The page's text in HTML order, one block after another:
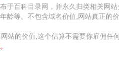
于百科目录网，并永久归类相关网
龄等。不包含域名价值,网站真正
站的价值,这个估算不需要你雇佣任